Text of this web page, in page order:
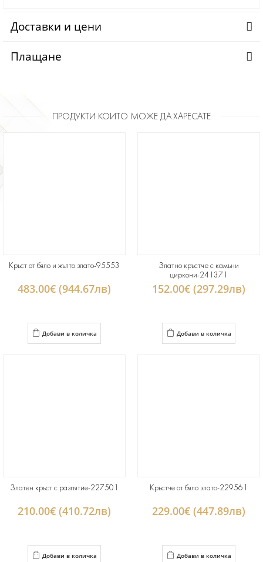
Доставки и цени
Плащане
ПРОДУКТИ КОИТО МОЖЕ ДА ХАРЕСАТЕ
Кръст от бяло и жълто злато-95553
483.00€ (944.67лв)
Добави в количка
Златно кръстче с камъни
циркони-241371
152.00€ (297.29лв)
Добави в количка
Златен кръст с разпятие-227501
210.00€ (410.72лв)
Добави в количка
Кръстче от бяло злато-229561
229.00€ (447.89лв)
Добави в количка